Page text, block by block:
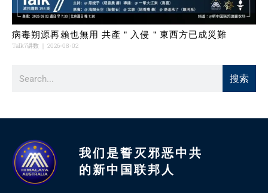
病毒朔源再賴也無用 共產＂入侵＂東西方已成災難
Talk7讲数 2026-08-02
搜索
我们是誓灭邪恶中共
的新中国联邦人​